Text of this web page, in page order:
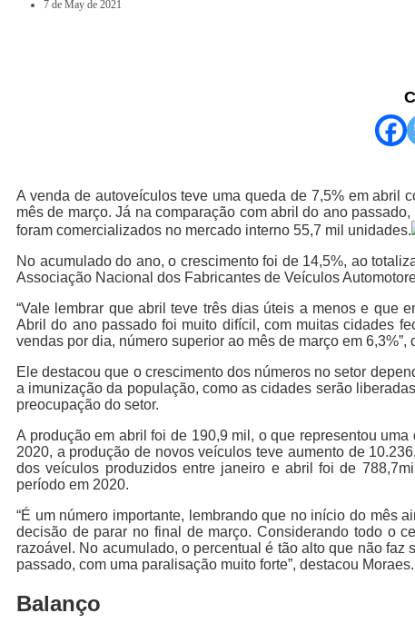
7 de May de 2021
A venda de autoveículos teve uma queda de 7,5% em abril
mês de março. Já na comparação com abril do ano
foram comercializados no mercado interno 55,7 mil unidades.
No acumulado do ano, o crescimento foi de 14,5%, ao
Associação Nacional dos Fabricantes de Veículos
“Vale lembrar que abril teve três dias úteis a menos e que
Abril do ano passado foi muito difícil, com muitas cidades
vendas por dia, número superior ao mês de março em
Ele destacou que o crescimento dos números no setor
a imunização da população, como as cidades serão
preocupação do setor.
A produção em abril foi de 190,9 mil, o que representou
2020, a produção de novos veículos teve aumento de
dos veículos produzidos entre janeiro e abril foi de
período em 2020.
“É um número importante, lembrando que no início do mês
decisão de parar no final de março. Considerando todo o
razoável. No acumulado, o percentual é tão alto que não
passado, com uma paralisação muito forte”, destacou Moraes.
Balanço